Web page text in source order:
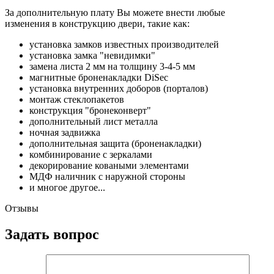
За дополнительную плату Вы можете внести любые
изменения в конструкцию двери, такие как:
установка замков известных производителей
установка замка "невидимки"
замена листа 2 мм на толщину 3-4-5 мм
магнитные броненакладки DiSec
установка внутренних доборов (порталов)
монтаж стеклопакетов
конструкция "бронеконверт"
дополнительный лист металла
ночная задвижка
дополнительная защита (броненакладки)
комбинирование с зеркалами
декорирование коваными элементами
МДФ наличник с наружной стороны
и многое другое...
Отзывы
Задать вопрос